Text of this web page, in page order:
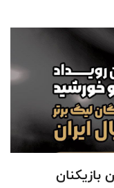
بازیکنان